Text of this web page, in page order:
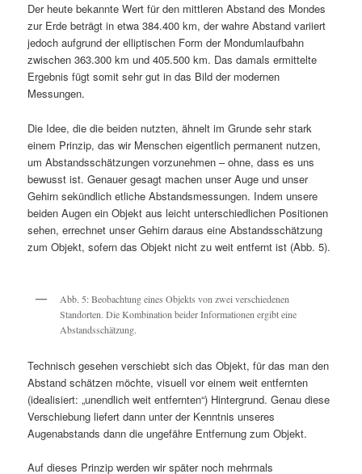
Der heute bekannte Wert für den mittleren Abstand des Mondes
zur Erde beträgt in etwa 384.400 km, der wahre Abstand variiert
jedoch aufgrund der elliptischen Form der Mondumlaufbahn
zwischen 363.300 km und 405.500 km. Das damals ermittelte
Ergebnis fügt somit sehr gut in das Bild der modernen
Messungen.
Die Idee, die die beiden nutzten, ähnelt im Grunde sehr stark
einem Prinzip, das wir Menschen eigentlich permanent nutzen,
um Abstandsschätzungen vorzunehmen – ohne, dass es uns
bewusst ist. Genauer gesagt machen unser Auge und unser
Gehirn sekündlich etliche Abstandsmessungen. Indem unsere
beiden Augen ein Objekt aus leicht unterschiedlichen Positionen
sehen, errechnet unser Gehirn daraus eine Abstandsschätzung
zum Objekt, sofern das Objekt nicht zu weit entfernt ist (Abb. 5).
Abb. 5: Beobachtung eines Objekts von zwei verschiedenen
Standorten. Die Kombination beider Informationen ergibt eine
Abstandsschätzung.
Technisch gesehen verschiebt sich das Objekt, für das man den
Abstand schätzen möchte, visuell vor einem weit entfernten
(idealisiert: „unendlich weit entfernten“) Hintergrund. Genau diese
Verschiebung liefert dann unter der Kenntnis unseres
Augenabstands dann die ungefähre Entfernung zum Objekt.
Auf dieses Prinzip werden wir später noch mehrmals